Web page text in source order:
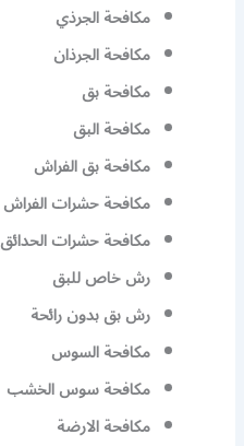
مكافحة الجرذي
مكافحة الجرذان
مكافحة بق
مكافحة البق
مكافحة بق الفراش
مكافحة حشرات الفراش
مكافحة حشرات الحدائق
رش خاص للبق
رش بق بدون رائحة
مكافحة السوس
مكافحة سوس الخشب
مكافحة الارضة